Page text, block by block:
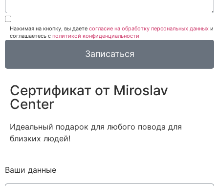
Нажимая на кнопку, вы даете согласие на обработку персональных данных и
соглашаетесь c политикой конфиденциальности
Записаться
Сертификат от Miroslav
Сenter
Идеальный подарок для любого повода для
близких людей!
Ваши данные